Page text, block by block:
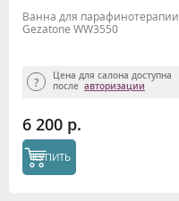
Ванна для парафинотерапии
Gezatone WW3550
Цена для салона доступна
после авторизации
6 200 р.
КУПИТЬ